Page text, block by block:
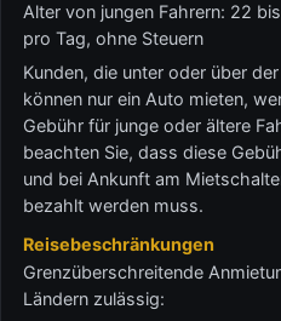
Alter von jungen Fahrern: 22
pro Tag, ohne Steuern
Kunden, die unter oder über
können nur ein Auto mieten,
Gebühr für junge oder ältere
beachten Sie, dass diese
und bei Ankunft am
bezahlt werden muss.
Reisebeschränkungen
Grenzüberschreitende
Ländern zulässig: